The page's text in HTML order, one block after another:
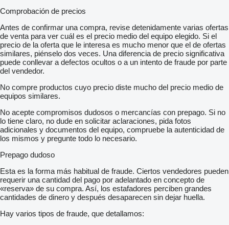
Comprobación de precios
Antes de confirmar una compra, revise detenidamente varias ofertas
de venta para ver cuál es el precio medio del equipo elegido. Si el
precio de la oferta que le interesa es mucho menor que el de ofertas
similares, piénselo dos veces. Una diferencia de precio significativa
puede conllevar a defectos ocultos o a un intento de fraude por parte
del vendedor.
No compre productos cuyo precio diste mucho del precio medio de
equipos similares.
No acepte compromisos dudosos o mercancías con prepago. Si no
lo tiene claro, no dude en solicitar aclaraciones, pida fotos
adicionales y documentos del equipo, compruebe la autenticidad de
los mismos y pregunte todo lo necesario.
Prepago dudoso
Esta es la forma más habitual de fraude. Ciertos vendedores pueden
requerir una cantidad del pago por adelantado en concepto de
«reserva» de su compra. Así, los estafadores perciben grandes
cantidades de dinero y después desaparecen sin dejar huella.
Hay varios tipos de fraude, que detallamos: